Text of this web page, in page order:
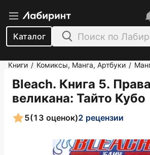
Каталог
Книги / Комиксы, Манга, Артбуки /
Bleach. Книга 5.
великана: Тайто Кубо
5(13 оценок)2 рецензии